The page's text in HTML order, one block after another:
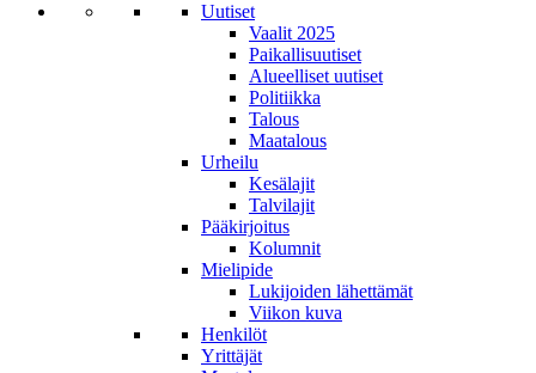
Uutiset
Vaalit 2025
Paikallisuutiset
Alueelliset uutiset
Politiikka
Talous
Maatalous
Urheilu
Kesälajit
Talvilajit
Pääkirjoitus
Kolumnit
Mielipide
Lukijoiden lähettämät
Viikon kuva
Henkilöt
Yrittäjät